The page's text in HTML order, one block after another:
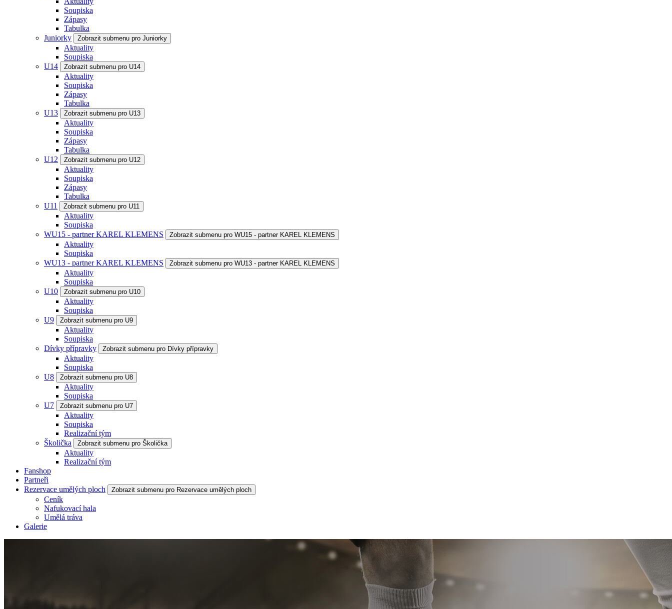
Soupiska
Zápasy
Tabulka
Juniorky
Zobrazit submenu pro Juniorky
Aktuality
Soupiska
U14
Zobrazit submenu pro U14
Aktuality
Soupiska
Zápasy
Tabulka
U13
Zobrazit submenu pro U13
Aktuality
Soupiska
Zápasy
Tabulka
U12
Zobrazit submenu pro U12
Aktuality
Soupiska
Zápasy
Tabulka
U11
Zobrazit submenu pro U11
Aktuality
Soupiska
WU15 - partner KAREL KLEMENS
Zobrazit submenu pro WU15 - partner KAREL KLEMENS
Aktuality
Soupiska
WU13 - partner KAREL KLEMENS
Zobrazit submenu pro WU13 - partner KAREL KLEMENS
Aktuality
Soupiska
U10
Zobrazit submenu pro U10
Aktuality
Soupiska
U9
Zobrazit submenu pro U9
Aktuality
Soupiska
Dívky přípravky
Zobrazit submenu pro Dívky přípravky
Aktuality
Soupiska
U8
Zobrazit submenu pro U8
Aktuality
Soupiska
U7
Zobrazit submenu pro U7
Aktuality
Soupiska
Realizační tým
Školička
Zobrazit submenu pro Školička
Aktuality
Realizační tým
Fanshop
Partneři
Rezervace umělých ploch
Zobrazit submenu pro Rezervace umělých ploch
Ceník
Nafukovací hala
Umělá tráva
Galerie